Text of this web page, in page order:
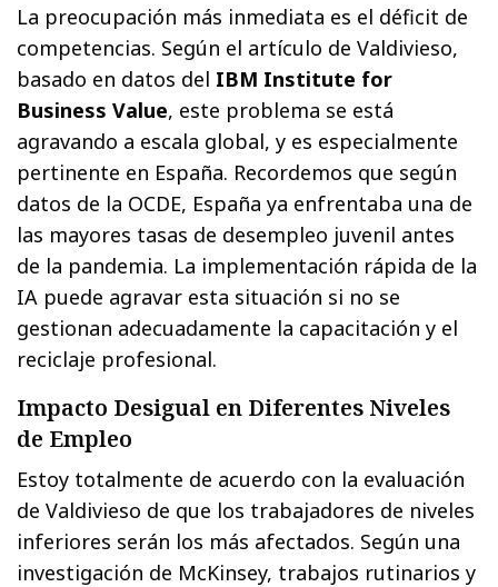
La preocupación más inmediata es el déficit de
competencias. Según el artículo de Valdivieso,
basado en datos del IBM Institute for
Business Value, este problema se está
agravando a escala global, y es especialmente
pertinente en España. Recordemos que según
datos de la OCDE, España ya enfrentaba una de
las mayores tasas de desempleo juvenil antes
de la pandemia. La implementación rápida de la
IA puede agravar esta situación si no se
gestionan adecuadamente la capacitación y el
reciclaje profesional.
Impacto Desigual en Diferentes Niveles
de Empleo
Estoy totalmente de acuerdo con la evaluación
de Valdivieso de que los trabajadores de niveles
inferiores serán los más afectados. Según una
investigación de McKinsey, trabajos rutinarios y